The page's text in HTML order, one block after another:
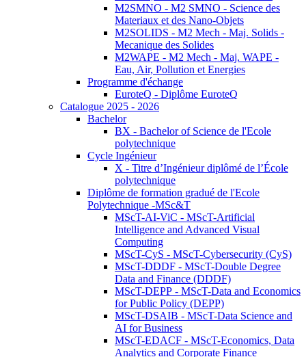
M2SMNO - M2 SMNO - Science des
Materiaux et des Nano-Objets
M2SOLIDS - M2 Mech - Maj. Solids -
Mecanique des Solides
M2WAPE - M2 Mech - Maj. WAPE -
Eau, Air, Pollution et Energies
Programme d'échange
EuroteQ - Diplôme EuroteQ
Catalogue 2025 - 2026
Bachelor
BX - Bachelor of Science de l'Ecole
polytechnique
Cycle Ingénieur
X - Titre d’Ingénieur diplômé de l’École
polytechnique
Diplôme de formation gradué de l'Ecole
Polytechnique -MSc&T
MScT-AI-ViC - MScT-Artificial
Intelligence and Advanced Visual
Computing
MScT-CyS - MScT-Cybersecurity (CyS)
MScT-DDDF - MScT-Double Degree
Data and Finance (DDDF)
MScT-DEPP - MScT-Data and Economics
for Public Policy (DEPP)
MScT-DSAIB - MScT-Data Science and
AI for Business
MScT-EDACF - MScT-Economics, Data
Analytics and Corporate Finance